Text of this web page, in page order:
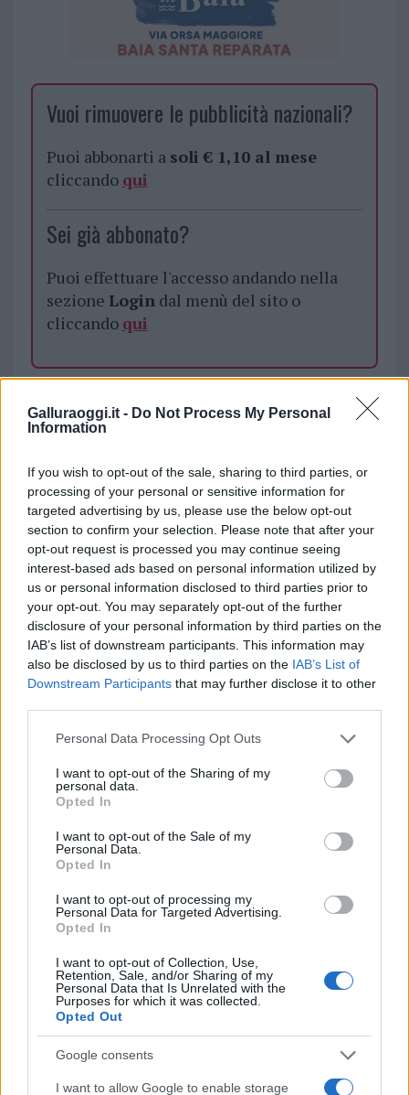
Galluraoggi.it - Do Not Process My Personal
Information
If you wish to opt-out of the sale, sharing to third parties, or
processing of your personal or sensitive information for
targeted advertising by us, please use the below opt-out
section to confirm your selection. Please note that after your
opt-out request is processed you may continue seeing
interest-based ads based on personal information utilized by
us or personal information disclosed to third parties prior to
your opt-out. You may separately opt-out of the further
disclosure of your personal information by third parties on the
IAB’s list of downstream participants. This information may
also be disclosed by us to third parties on the IAB’s List of
Downstream Participants that may further disclose it to other
Please note that this website/app uses one or more Google
not limited to your visit or usage behaviour. You may click to
grant or deny consent to Google and its third-party tags to
use your data for below specified purposes in below Google
consent section.
Personal Data Processing Opt Outs
I want to opt-out of the Sharing of my
personal data.
Opted In
I want to opt-out of the Sale of my
Personal Data.
Opted In
I want to opt-out of processing my
Personal Data for Targeted Advertising.
Opted In
I want to opt-out of Collection, Use,
Retention, Sale, and/or Sharing of my
Personal Data that Is Unrelated with the
Purposes for which it was collected.
Opted Out
Google consents
I want to allow Google to enable storage
Vuoi rimuovere le pubblicità nazionali?
Puoi abbonarti a soli € 1,10 al mese
cliccando qui
Sei già abbonato?
Puoi effettuare l'accesso andando nella
sezione Logindal menù del sito o
cliccando qui
Coronavirus Sardegna
Coronavirus Sassari
i tuoi video e le tue foto
Su WhatsApp al numero +39
345 356 7512
Notizie in tempo reale?
Entra nel canale telegram di
GalluraOggi.it
Ricevi le nostre ultime news
Condividi l'articolo
F
a
ce
b
o
o
T
w
it
te
r
n
te
st
W
h
at
A
p
h
a
Articolo precedente